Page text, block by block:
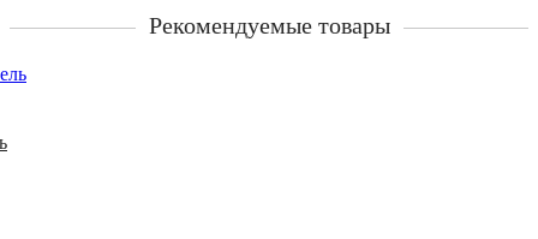
Рекомендуемые товары